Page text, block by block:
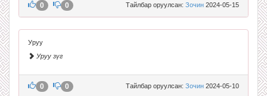
Тайлбар оруулсан: Зочин 2024-05-15
0 0
Уруу
Уруу зүг
Тайлбар оруулсан: Зочин 2024-05-10
0 0